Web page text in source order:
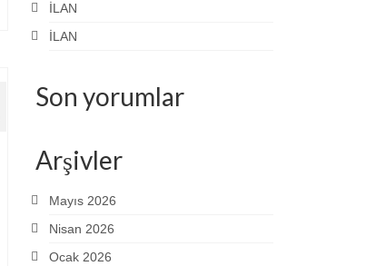
İLAN
İLAN
Son yorumlar
Arşivler
Mayıs 2026
Nisan 2026
Ocak 2026